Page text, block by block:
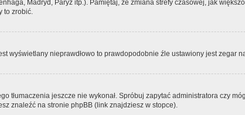
Madryd, Paryż itp.). Pamiętaj, że zmiana strefy czasowej, jak
to zrobić.
wyświetlany nieprawdłowo to prawdopodobnie źle ustawiony jest zegar
tłumaczenia jeszcze nie wykonał. Spróbuj zapytać administratora czy
znaleźć na stronie phpBB (link znajdziesz w stopce).